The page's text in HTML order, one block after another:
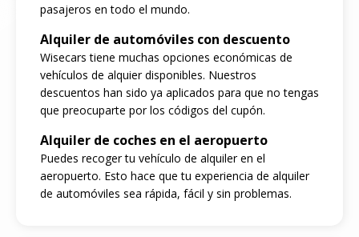
pasajeros en todo el mundo.
Alquiler de automóviles con descuento
Wisecars tiene muchas opciones económicas de
vehículos de alquier disponibles. Nuestros
descuentos han sido ya aplicados para que no tengas
que preocuparte por los códigos del cupón.
Alquiler de coches en el aeropuerto
Puedes recoger tu vehículo de alquiler en el
aeropuerto. Esto hace que tu experiencia de alquiler
de automóviles sea rápida, fácil y sin problemas.